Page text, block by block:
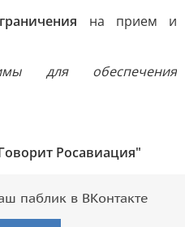
на прием и
для обеспечения
Росавиация"
паблик в ВКонтакте